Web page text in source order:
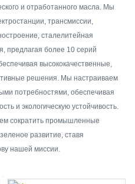
и отработанного масла. Мы
трансмиссии,
сталелитейная
предлагая более 10 серий
высококачественные,
решения. Мы настраиваем
потребностями, обеспечивая
и экологическую устойчивость.
сократить промышленные
развитие, ставя
нашей миссии.